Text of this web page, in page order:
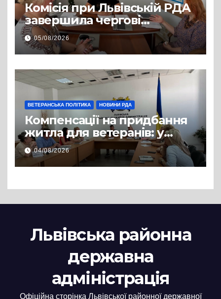
Комісія при Львівській РДА
завершила чергові
співбесіди та
рекомендувала кандидатів
на посади фахівців із
супроводу
05/08/2026
ВЕТЕРАНСЬКА ПОЛІТИКА НОВИНИ РДА
Компенсації на придбання
житла для ветеранів: у
Львівській РДА розглянули
нові заяви
04/08/2026
Львівська районна
державна
адміністрація
Офіційна сторінка Львівської районної державної